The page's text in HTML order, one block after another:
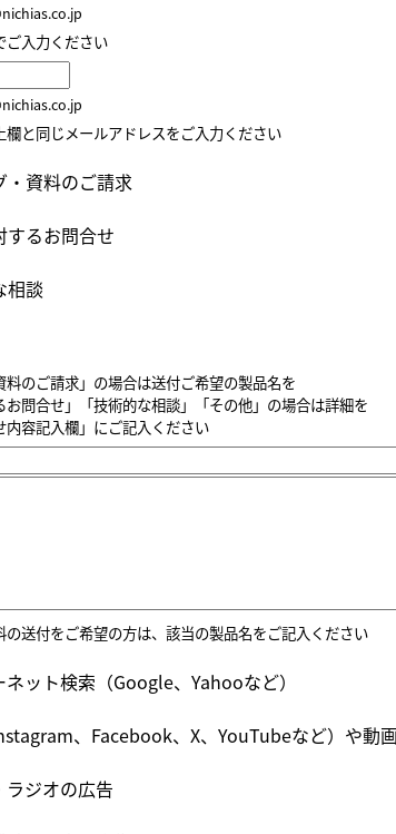
入力ください
と同じメールアドレスをご入力ください
・資料のご請求
するお問合せ
相談
料のご請求」の場合は送付ご希望の製品名を
お問合せ」「技術的な相談」「その他」の場合は詳細を
内容記入欄」にご記入ください
の送付をご希望の方は、該当の製品名をご記入ください
ット検索（Google、Yahooなど）
、Facebook、X、YouTubeなど）や動
ラジオの広告